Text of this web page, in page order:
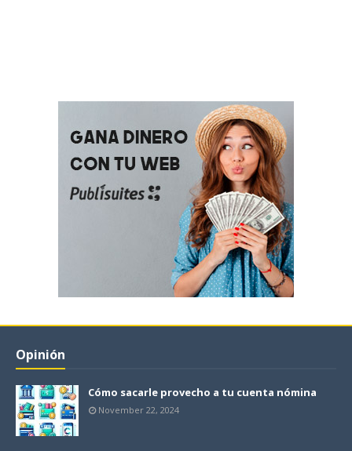
Opinión
Cómo sacarle provecho a tu cuenta nómina
November 22, 2024